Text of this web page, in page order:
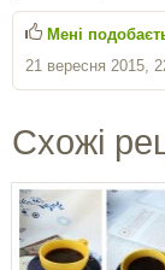
21 вересня 2015,
Мені
Схожі